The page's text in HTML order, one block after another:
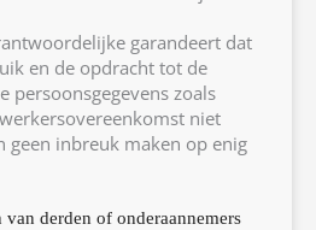
garandeert dat
en de opdracht tot de
persoonsgegevens zoals
niet
geen inbreuk maken op enig
derden of onderaannemers